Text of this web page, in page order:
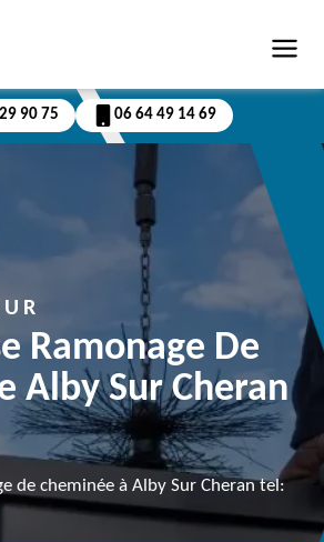
90 75 06 64 49 14 69
Ramonage De
Alby Sur Cheran
de cheminée à Alby Sur Cheran tel: